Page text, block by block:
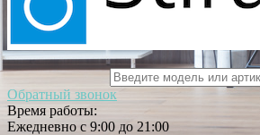
Обратный звонок
Время работы:
Ежедневно с 9:00 до 21:00